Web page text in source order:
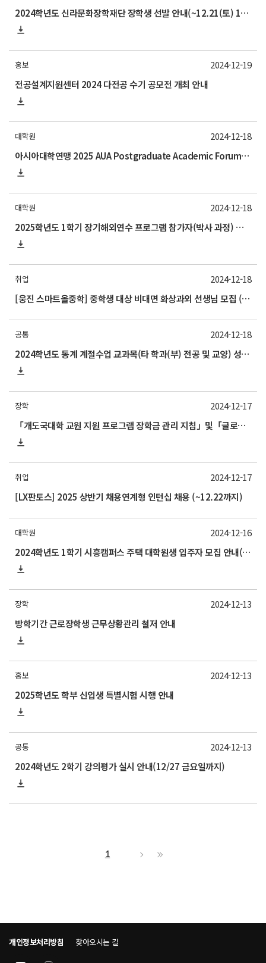
2024학년도 신라문화장학재단 장학생 선발 안내(~12.21(토) 17:00)
홍보
전공설계지원센터 2024 다전공 수기 공모전 개최 안내
2024-12-19
대학원
아시아대학연맹 2025 AUA Postgraduate Academic Forum 안내
2024-12-18
대학원
2025학년도 1학기 장기해외연수 프로그램 참가자(박사 과정) 모집 안내
2024-12-18
취업
[웅진 스마트올중학] 중학생 대상 비대면 화상과외 선생님 모집 (~12/27)
2024-12-18
공통
2024학년도 동계 계절수업 교과목(타 학과(부) 전공 및 교양) 성적평가방법 선택제 신청 안내(2025/1/8 수요일까지)
2024-12-18
장학
「개도국대학 교원 지원 프로그램 장학금 관리 지침」및「글로벌 초우수 인재 육성사업 장학금 관리 지침」개정 안내
2024-12-17
취업
[LX판토스] 2025 상반기 채용연계형 인턴십 채용 (~12.22까지)
2024-12-17
대학원
2024학년도 1학기 시흥캠퍼스 주택 대학원생 입주자 모집 안내(신청 25/1/24~2/5)
2024-12-16
장학
방학기간 근로장학생 근무상황관리 철저 안내
2024-12-13
홍보
2025학년도 학부 신입생 특별시험 시행 안내
2024-12-13
공통
2024학년도 2학기 강의평가 실시 안내(12/27 금요일까지)
2024-12-13
1
개인정보처리방침 찾아오시는 길